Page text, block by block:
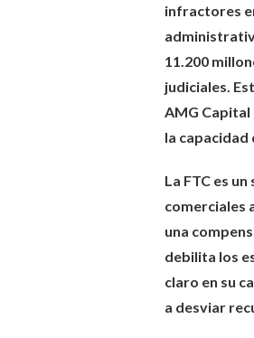
infractores
11.200
judiciales.
AMG Capital
la capacidad
La FTC es
comerciales
una
debilita los
claro en su
a desviar